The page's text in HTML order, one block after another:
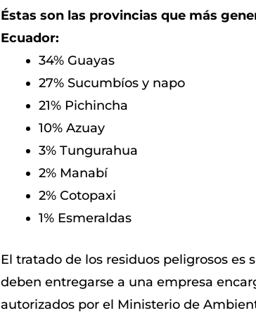
Éstas son las provincias que más
Ecuador:
34% Guayas
27% Sucumbíos y napo
21% Pichincha
10% Azuay
3% Tungurahua
2% Manabí
2% Cotopaxi
1% Esmeraldas
El tratado de los residuos peligrosos
deben entregarse a una empresa
autorizados por el Ministerio de